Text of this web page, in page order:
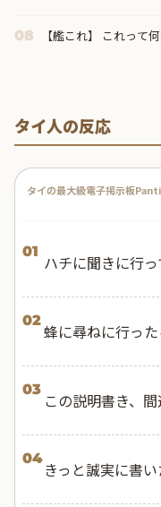
08 【艦これ】 これって
タイ人の反応
タイの最大級電子掲示板
01
ハチに聞きに行っ
02
蜂に尋ねに行った
03
この説明書き、
04
きっと誠実に書